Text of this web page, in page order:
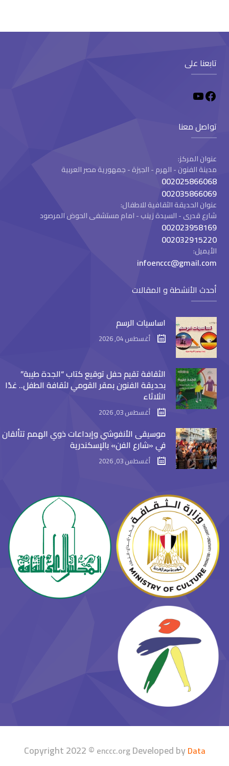
تابعنا على
تواصل معنا
عنوان المركز:
مدينة الفنون - الهرم - الجيزة - جمهورية مصر العربية
002025866068
002035866069
عنوان الحديقة الثقافية للاطفال:
شارع قدرى - السيدة زينب - امام مستشفى الحوض المرصود
002023958169
002032915220
الأيميل:
infoenccc@gmail.com
أحدث الأنشطة و المقالات
اساسيات الرسم
أغسطس 04, 2026
الثقافة تقيم حفل توقيع كتاب “الجدة طيبة”
بحديقة الفنون بمقر القومي لثقافة الطفل.. غدًا
الثلاثاء
أغسطس 03, 2026
موسيقى الأنفوشي وإبداعات ذوي الهمم تتألقان
في «شارع الفن» بالإسكندرية
أغسطس 03, 2026
Copyright 2022 ©enccc.orgDeveloped byData